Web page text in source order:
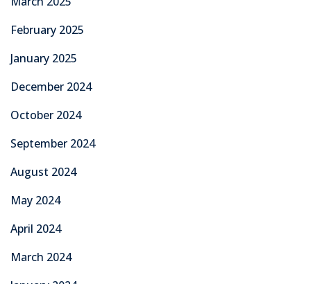
February 2025
January 2025
December 2024
October 2024
September 2024
August 2024
May 2024
April 2024
March 2024